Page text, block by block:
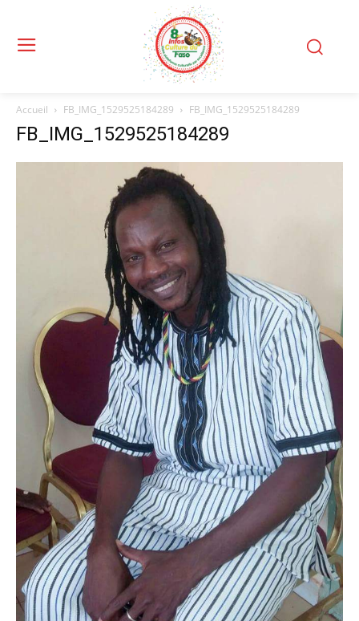
Accueil FB_IMG_1529525184289 FB_IMG_1529525184289
FB_IMG_1529525184289